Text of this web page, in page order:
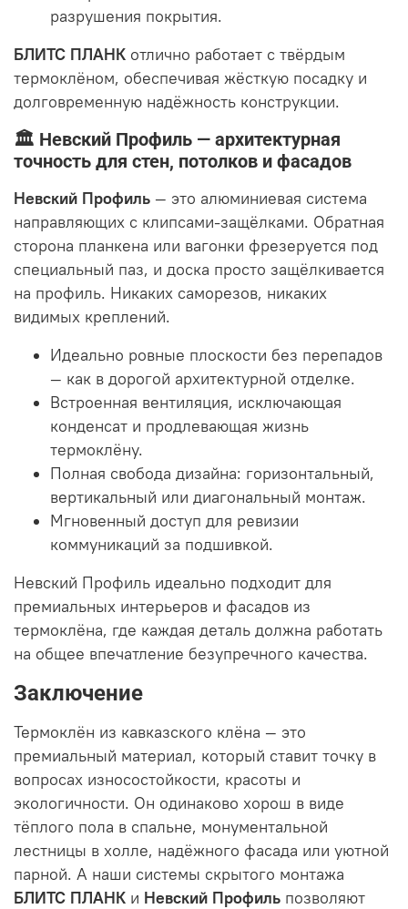
разрушения покрытия.
БЛИТС ПЛАНК отлично работает с твёрдым
термоклёном, обеспечивая жёсткую посадку и
долговременную надёжность конструкции.
🏛 Невский Профиль — архитектурная
точность для стен, потолков и фасадов
Невский Профиль — это алюминиевая система
направляющих с клипсами-защёлками. Обратная
сторона планкена или вагонки фрезеруется под
специальный паз, и доска просто защёлкивается
на профиль. Никаких саморезов, никаких
видимых креплений.
Идеально ровные плоскости без перепадов
— как в дорогой архитектурной отделке.
Встроенная вентиляция, исключающая
конденсат и продлевающая жизнь
термоклёну.
Полная свобода дизайна: горизонтальный,
вертикальный или диагональный монтаж.
Мгновенный доступ для ревизии
коммуникаций за подшивкой.
Невский Профиль идеально подходит для
премиальных интерьеров и фасадов из
термоклёна, где каждая деталь должна работать
на общее впечатление безупречного качества.
Заключение
Термоклён из кавказского клёна — это
премиальный материал, который ставит точку в
вопросах износостойкости, красоты и
экологичности. Он одинаково хорош в виде
тёплого пола в спальне, монументальной
лестницы в холле, надёжного фасада или уютной
парной. А наши системы скрытого монтажа
БЛИТС ПЛАНК и Невский Профиль позволяют